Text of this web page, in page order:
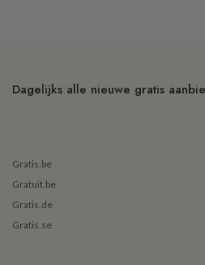
Dagelijks alle nieuwe gratis
Gratis.be
Gratuit.be
Gratis.de
Gratis.se